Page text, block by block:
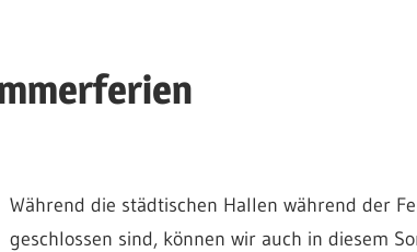
Während die städtischen Hallen während der
geschlossen sind, können wir auch in diesem